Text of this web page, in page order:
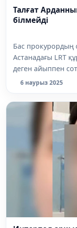
Талғат
білмейді
Бас
Астанадағы LRT
деген айыппен
6 наурыз 2025